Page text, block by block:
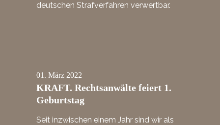
deutschen Strafverfahren verwertbar.
01. März 2022
KRAFT. Rechtsanwälte feiert 1.
Geburtstag
Seit inzwischen einem Jahr sind wir als